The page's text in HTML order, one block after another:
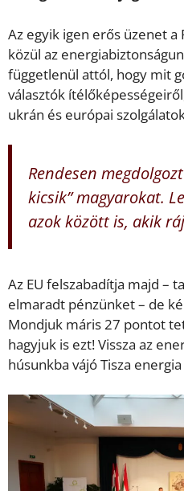
Az egyik igen erős üzenet
közül az
függetlenül attól, hogy mit
választók
ukrán és európai
Rendesen
kicsik” magyarokat.
azok között is, akik
Az EU felszabadítja majd –
elmaradt pénzünket – de
Mondjuk máris 27 pontot
hagyjuk is ezt! Vissza az
húsunkba vájó Tisza